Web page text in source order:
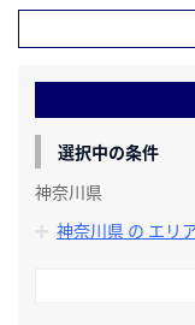
選択中の条件
神奈川県
神奈川県 の エリ